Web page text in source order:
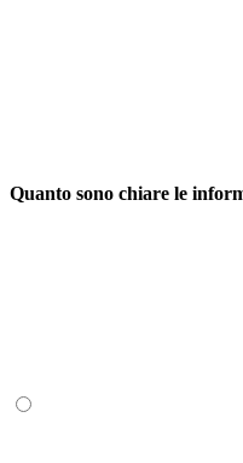
Quanto sono chiare le